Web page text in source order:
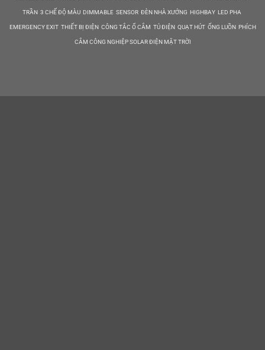
TRẦN 3 CHẾ ĐỘ MÀU DIMMABLE SENSOR ĐÈN NHÀ XƯỞNG HIGHBAY LED PHA
EMERGENCY EXIT THIẾT BỊ ĐIỆN CÔNG TẮC Ổ CẮM TỦ ĐIỆN QUẠT HÚT ỐNG LUỒN PHÍCH
CẮM CÔNG NGHIỆP SOLAR ĐIỆN MẶT TRỜI